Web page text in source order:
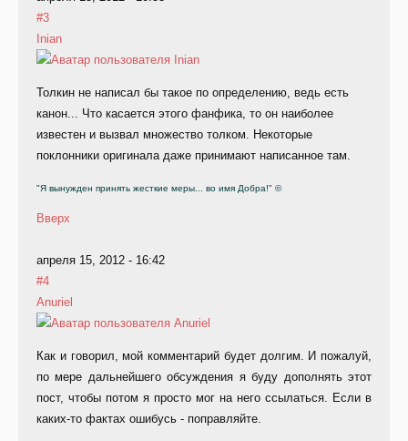
#3
Inian
Толкин не написал бы такое по определению, ведь есть
канон... Что касается этого фанфика, то он наиболее
известен и вызвал множество толком. Некоторые
поклонники оригинала даже принимают написанное там.
"Я вынужден принять жесткие меры... во имя Добра!" ©
Вверх
апреля 15, 2012 - 16:42
#4
Anuriel
Как и говорил, мой комментарий будет долгим. И пожалуй,
по мере дальнейшего обсуждения я буду дополнять этот
пост, чтобы потом я просто мог на него ссылаться. Если в
каких-то фактах ошибусь - поправляйте.